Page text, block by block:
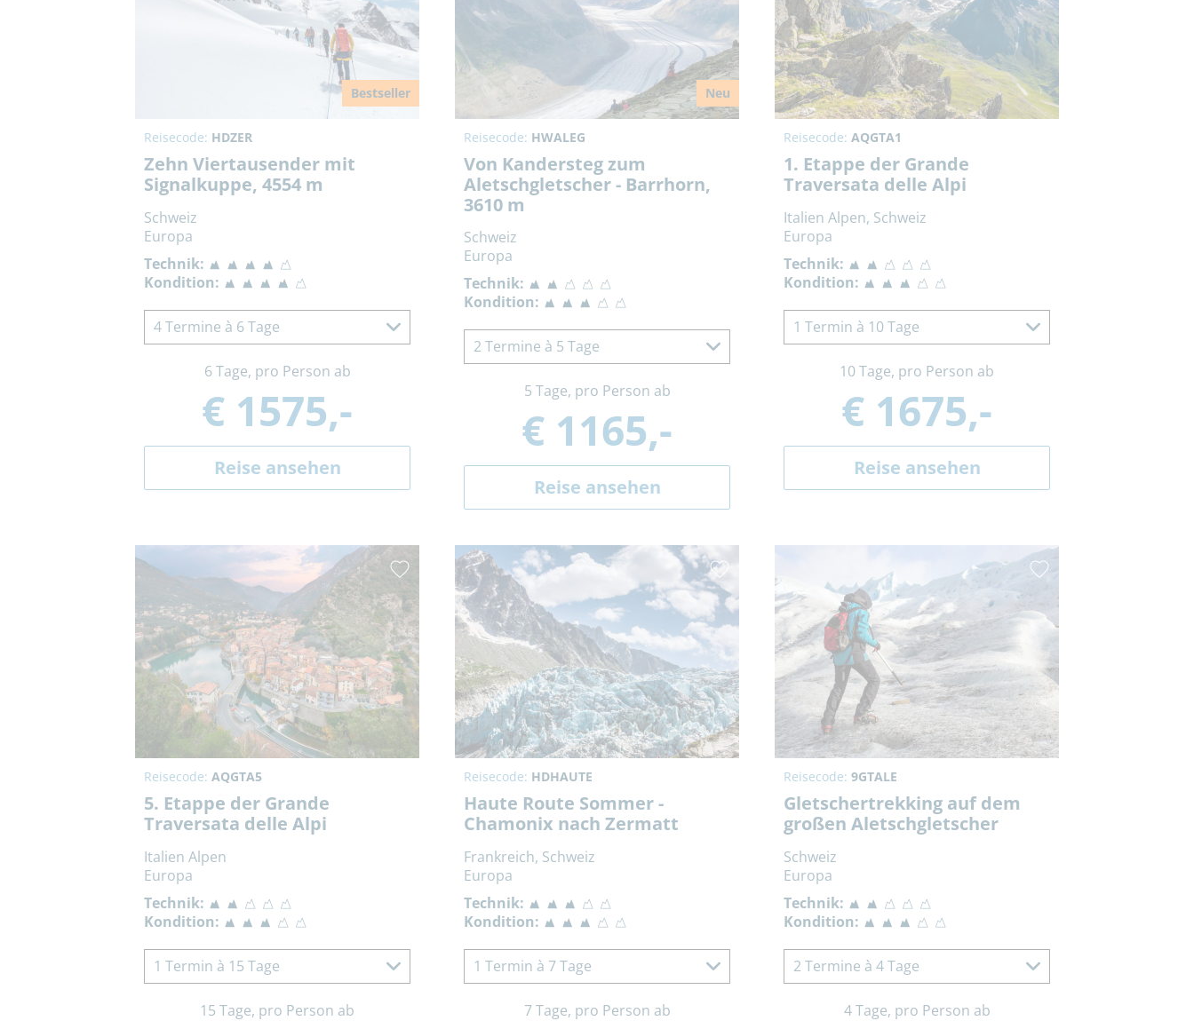
Bestseller
Reisecode: HDZER
Zehn Viertausender mit
Signalkuppe, 4554 m
Schweiz
Europa
Technik:
Kondition:
4 Termine à 6 Tage
6 Tage, pro Person ab
€ 1575,-
Reise ansehen
Neu
Reisecode: HWALEG
Von Kandersteg zum
Aletschgletscher - Barrhorn,
3610 m
Schweiz
Europa
Technik:
Kondition:
2 Termine à 5 Tage
5 Tage, pro Person ab
€ 1165,-
Reise ansehen
Reisecode: AQGTA1
1. Etappe der Grande
Traversata delle Alpi
Italien Alpen, Schweiz
Europa
Technik:
Kondition:
1 Termin à 10 Tage
10 Tage, pro Person ab
€ 1675,-
Reise ansehen
Reisecode: AQGTA5
5. Etappe der Grande
Traversata delle Alpi
Italien Alpen
Europa
Technik:
Kondition:
1 Termin à 15 Tage
15 Tage, pro Person ab
Reisecode: HDHAUTE
Haute Route Sommer -
Chamonix nach Zermatt
Frankreich, Schweiz
Europa
Technik:
Kondition:
1 Termin à 7 Tage
7 Tage, pro Person ab
Reisecode: 9GTALE
Gletschertrekking auf dem
großen Aletschgletscher
Schweiz
Europa
Technik:
Kondition:
2 Termine à 4 Tage
4 Tage, pro Person ab